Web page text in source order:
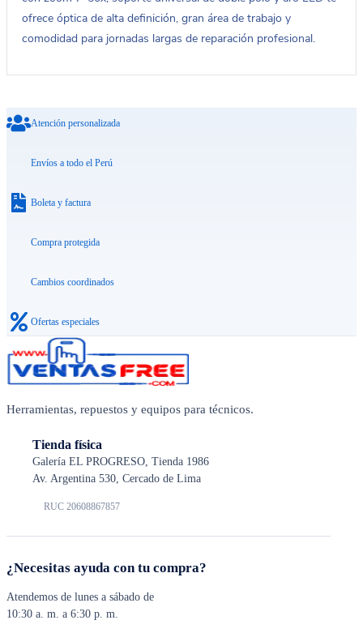
ofrece óptica de alta definición, gran área de trabajo y
comodidad para jornadas largas de reparación profesional.
Atención personalizada
Envíos a todo el Perú
Boleta y factura
Compra protegida
Cambios coordinados
Ofertas especiales
Herramientas, repuestos y equipos para técnicos.
Tienda física
Galería EL PROGRESO, Tienda 1986
Av. Argentina 530, Cercado de Lima
RUC 20608867857
¿Necesitas ayuda con tu compra?
Atendemos de lunes a sábado de
10:30 a. m. a 6:30 p. m.